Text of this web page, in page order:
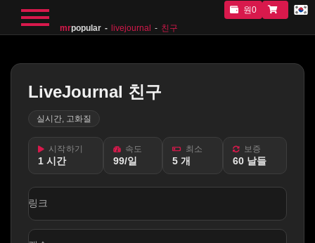
mrpopular livejournal 친구
원0
LiveJournal 친구
실시간, 고화질
시작하기
1 시간
속도
99/일
최소
5 개
보증
60 날들
링크